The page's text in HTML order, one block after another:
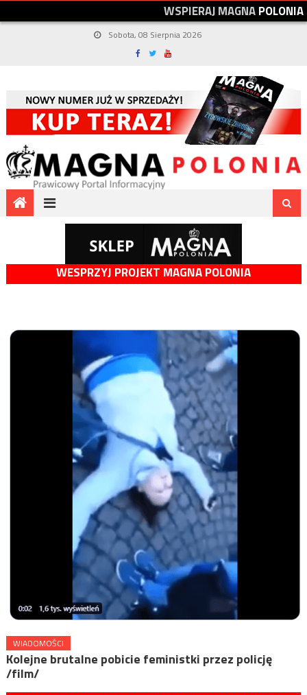
WSPIERAJMAGNAPOLONIA
Sobota, 08 Sierpnia 2026
WESPRZYJ PROJEKT MAGNA POLONIA
WIADOMOŚCI
Kolejne brutalne pobicie feministki przez policję
/film/